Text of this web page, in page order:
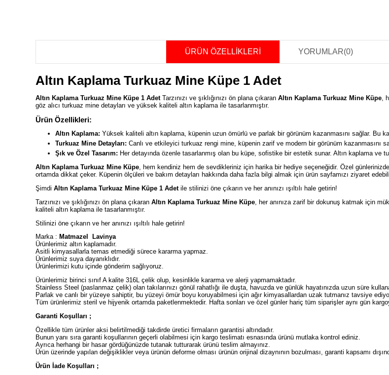
ÜRÜN ÖZELLIKLERI YORUMLAR(0)
Altın Kaplama Turkuaz Mine Küpe 1 Adet
Altın Kaplama Turkuaz Mine Küpe 1 Adet Tarzınızı ve şıklığınızı ön plana çıkaran Altın Kaplama Turkuaz Mine Küpe ,
göz alıcı turkuaz mine detayları ve yüksek kaliteli altın kaplama ile tasarlanmıştır.
Ürün Özellikleri:
Altın Kaplama: Yüksek kaliteli altın kaplama, küpenin uzun ömürlü ve parlak bir görünüm kazanmasını sağlar. Bu
Turkuaz Mine Detayları: Canlı ve etkileyici turkuaz rengi mine, küpenin zarif ve modern bir görünüm kazanmasını
Şık ve Özel Tasarım: Her detayında özenle tasarlanmış olan bu küpe, sofistike bir estetik sunar. Altın kaplama ve
Altın Kaplama Turkuaz Mine Küpe, hem kendiniz hem de sevdikleriniz için harika bir hediye seçeneğidir. Özel
ortamda dikkat çeker. Küpenin ölçüleri ve bakım detayları hakkında daha fazla bilgi almak için ürün sayfamızı ziyaret
Şimdi Altın Kaplama Turkuaz Mine Küpe 1 Adetile stilinizi öne çıkarın ve her anınızı ışıltılı hale getirin!
Tarzınızı ve şıklığınızı ön plana çıkaran Altın Kaplama Turkuaz Mine Küpe , her anınıza zarif bir dokunuş katmak için
kaliteli altın kaplama ile tasarlanmıştır.
Stilinizi öne çıkarın ve her anınızı ışıltılı hale getirin!
Marka : Matmazel Lavinya
Ürünlerimiz altın kaplamadır.
Asitli kimyasallarla temas etmediği sürece kararma yapmaz.
Ürünlerimiz suya dayanıklıdır.
Ürünlerimizi kutu içinde gönderim sağlıyoruz.
Ürünlerimiz birinci sınıf A kalite 316L çelik olup, kesinlikle kararma ve alerji yapmamaktadır.
Stainless Steel (paslanmaz çelik) olan takılarınızı gönül rahatlığı ile duşta, havuzda ve günlük hayatınızda uzun süre
Parlak ve canlı bir yüzeye sahiptir, bu yüzeyi ömür boyu koruyabilmesi için ağır kimyasallardan uzak tutmanız tavsiye
Tüm ürünlerimiz steril ve hijyenik ortamda paketlenmektedir. Hafta sonları ve özel günler hariç tüm siparişler aynı gün
Garanti Koşulları ;
Özellikle tüm ürünler aksi belirtilmediği takdirde üretici firmaların garantisi altındadır.
Bunun yanı sıra garanti koşullarının geçerli olabilmesi için kargo teslimatı esnasında ürünü mutlaka kontrol ediniz.
Ayrıca herhangi bir hasar gördüğünüzde tutanak tutturarak ürünü teslim almayınız.
Ürün üzerinde yapılan değişiklikler veya ürünün deforme olması ürünün orijinal dizaynının bozulması, garanti kapsamı
Ürün İade Koşulları ;